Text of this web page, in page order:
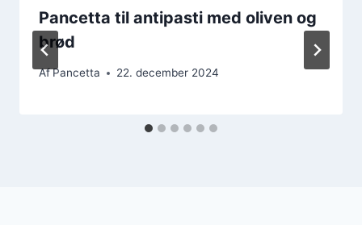
Pancetta til antipasti med oliven og
brød
AfPancetta 22. december 2024